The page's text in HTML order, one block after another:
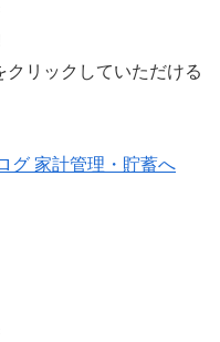
リックしていただける